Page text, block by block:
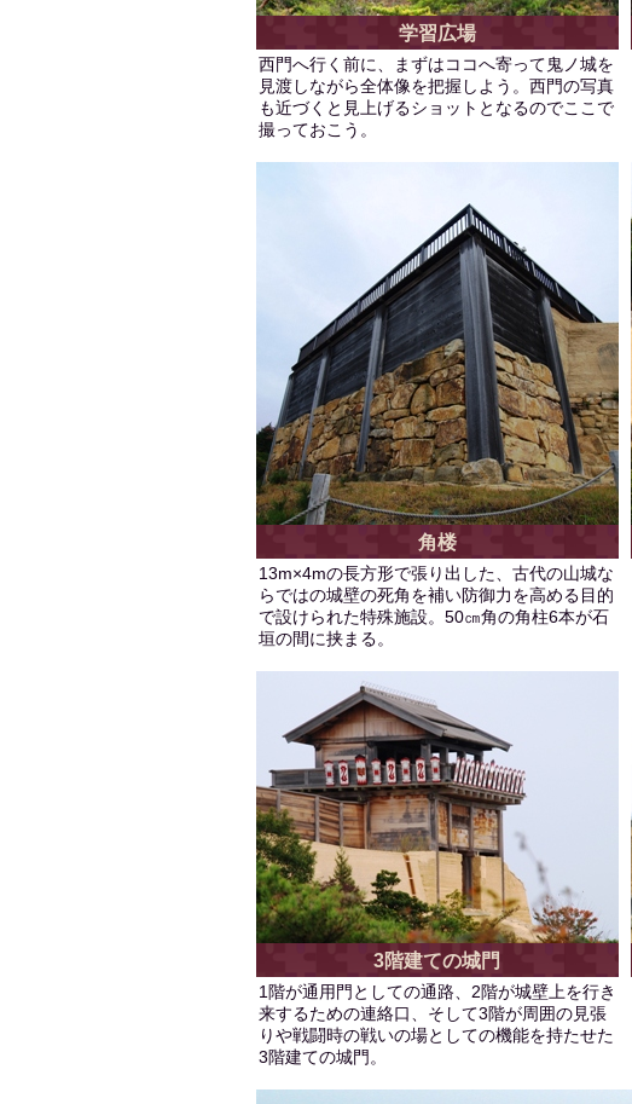
学習広場
西門へ行く前に、まずはココへ寄って鬼ノ城を
見渡しながら全体像を把握しよう。西門の写真
も近づくと見上げるショットとなるのでここで
撮っておこう。
角楼
13m×4mの長方形で張り出した、古代の山城な
らではの城壁の死角を補い防御力を高める目的
で設けられた特殊施設。50㎝角の角柱6本が石
垣の間に挟まる。
3階建ての城門
1階が通用門としての通路、2階が城壁上を行き
来するための連絡口、そして3階が周囲の見張
りや戦闘時の戦いの場としての機能を持たせた
3階建ての城門。